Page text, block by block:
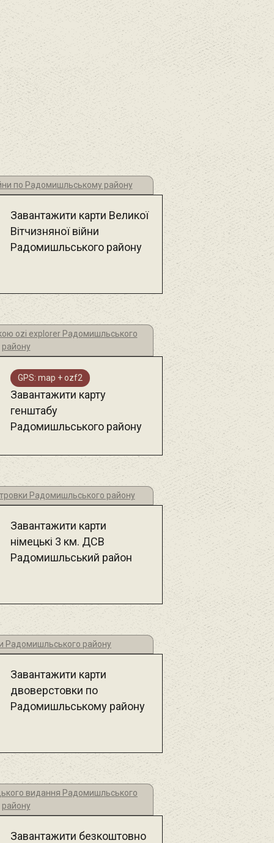
по Радомишльському району
Завантажити карти Великої
Вітчизняної війни
Радомишльського району
ozi explorer Радомишльського
району
GPS: map + ozf2
Завантажити карту
генштабу
Радомишльського району
Радомишльського району
Завантажити карти
німецькі 3 км. ДСВ
Радомишльський район
Радомишльського району
Завантажити карти
двоверстовки по
Радомишльському району
видання Радомишльського
району
Завантажити безкоштовно